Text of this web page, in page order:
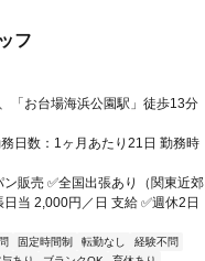
フ
「お台場海浜公園駅」徒歩13分
日数：1ヶ月あたり21日 勤務時
販売 ✅️全国出張あり（関東近郊
当 2,000円／日 支給 ✅️週休2日
固定時間制 転勤なし
経験不問